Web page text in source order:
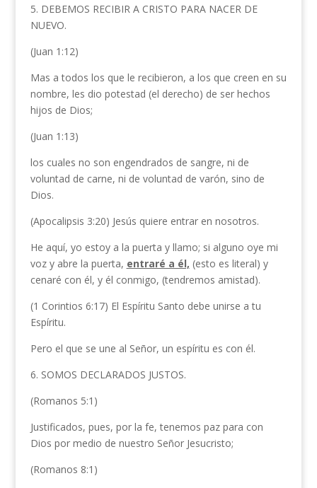
5. DEBEMOS RECIBIR A CRISTO PARA NACER DE
NUEVO.
(Juan 1:12)
Mas a todos los que le recibieron, a los que creen en su
nombre, les dio potestad (el derecho) de ser hechos
hijos de Dios;
(Juan 1:13)
los cuales no son engendrados de sangre, ni de
voluntad de carne, ni de voluntad de varón, sino de
Dios.
(Apocalipsis 3:20) Jesús quiere entrar en nosotros.
He aquí, yo estoy a la puerta y llamo; si alguno oye mi
voz y abre la puerta, entraré a él, (esto es literal) y
cenaré con él, y él conmigo, (tendremos amistad).
(1 Corintios 6:17) El Espíritu Santo debe unirse a tu
Espíritu.
Pero el que se une al Señor, un espíritu es con él.
6. SOMOS DECLARADOS JUSTOS.
(Romanos 5:1)
Justificados, pues, por la fe, tenemos paz para con
Dios por medio de nuestro Señor Jesucristo;
(Romanos 8:1)